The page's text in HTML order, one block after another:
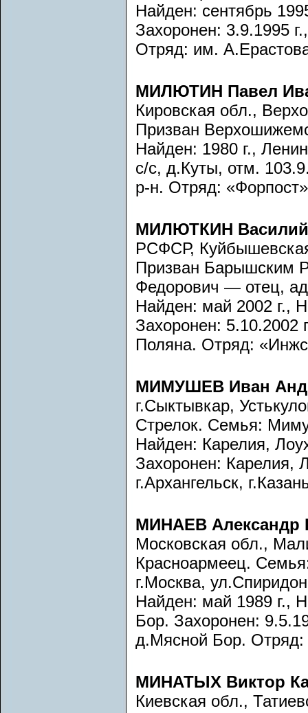
Найден: сентябрь
Захоронен: 3.9.1995
Отряд: им.
МИЛЮТИН Павел
Кировская обл.,
Призван
Найден: 1980 г.,
с/с, д.Куты, отм.
р-н. Отряд:
МИЛЮТКИН Василий
РСФСР,
Призван Барышским
Федорович — отец,
Найден: май 2002 г.,
Захоронен: 5.10.2002
Поляна. Отряд:
МИМУШЕВ Иван
г.Сыктывкар,
Стрелок. Семья:
Найден: Карелия,
Захоронен: Карелия,
г.Архангельск,
МИНАЕВ Александр
Московская обл.,
Красноармеец.
г.Москва,
Найден: май 1989 г.,
Бор. Захоронен:
д.Мясной Бор. Отряд:
МИНАТЫХ Виктор
Киевская обл.,